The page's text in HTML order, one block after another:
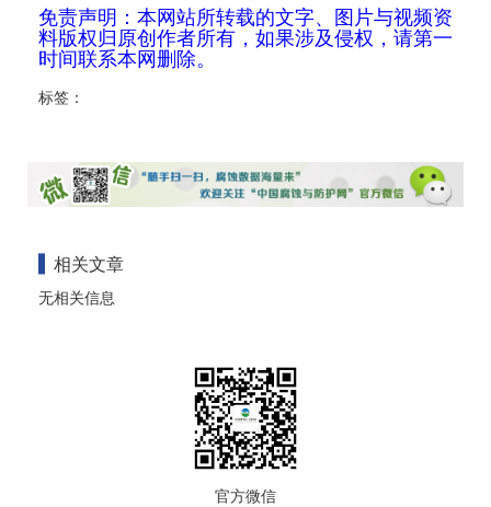
免责声明：本网站所转载的文字、图片与视频资
料版权归原创作者所有，如果涉及侵权，请第一
时间联系本网删除。
标签：
相关文章
无相关信息
官方微信